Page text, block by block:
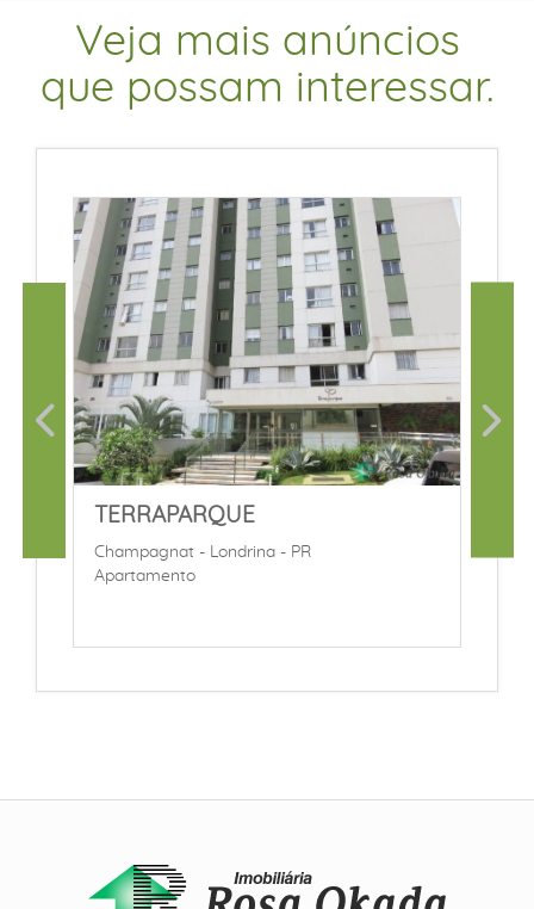
Veja mais anúncios
que possam interessar.
TERRAPARQUE
Champagnat - Londrina - PR
Apartamento